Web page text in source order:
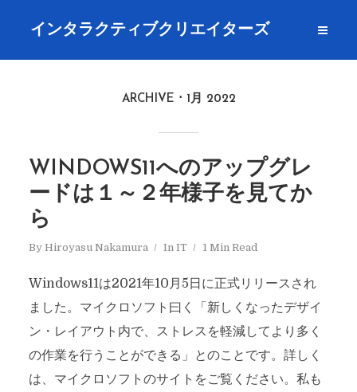
インタラクティブクリエイターズ
ARCHIVE 1月 2022
WINDOWS11へのアップグレ
ードは１～２年様子を見てか
ら
By Hiroyasu Nakamura In IT 1 Min Read
Windows11は2021年10月5日に正式リリースされ
ました。マイクロソフト曰く「新しくなったデザイ
ン・レイアウト内で、ストレスを軽減してより多く
の作業を行うことができる」とのことです。詳しく
は、マイクロソフトのサイトをご覧ください。私も